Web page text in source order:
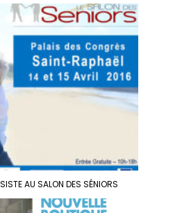
AU SALON DES SÉNIORS